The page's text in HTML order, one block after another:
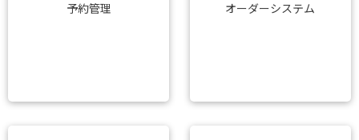
予約管理 オーダーシステム